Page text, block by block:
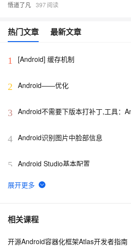
悟道了凡 397
热门文章 最新文章
1 [Android] 缓存机制
2 Android——优化
3 Android不需要下版本打补丁,工具：
4 Android识别图片中脸部信息
5 Android Studio基本配置
6 Android Socket与服务器通信通用
7 FFmpeg开发笔记（五十九）Linux编
8 申请google android map api key
相关课程
开源Android容器化框架Atlas开发者指南